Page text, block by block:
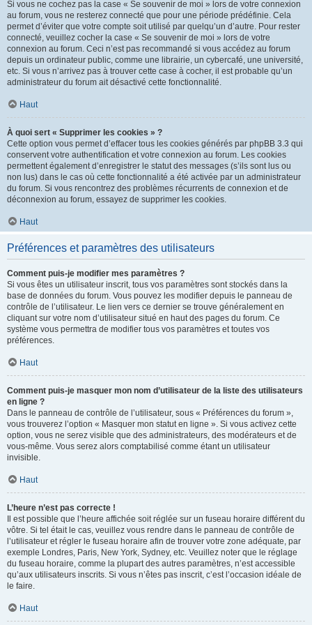
Si vous ne cochez pas la case « Se souvenir de moi » lors de votre connexion
au forum, vous ne resterez connecté que pour une période prédéfinie. Cela
permet d’éviter que votre compte soit utilisé par quelqu’un d’autre. Pour rester
connecté, veuillez cocher la case « Se souvenir de moi » lors de votre
connexion au forum. Ceci n’est pas recommandé si vous accédez au forum
depuis un ordinateur public, comme une librairie, un cybercafé, une université,
etc. Si vous n’arrivez pas à trouver cette case à cocher, il est probable qu’un
administrateur du forum ait désactivé cette fonctionnalité.
Haut
À quoi sert « Supprimer les cookies » ?
Cette option vous permet d’effacer tous les cookies générés par phpBB 3.3 qui
conservent votre authentification et votre connexion au forum. Les cookies
permettent également d’enregistrer le statut des messages (s’ils sont lus ou
non lus) dans le cas où cette fonctionnalité a été activée par un administrateur
du forum. Si vous rencontrez des problèmes récurrents de connexion et de
déconnexion au forum, essayez de supprimer les cookies.
Haut
Préférences et paramètres des utilisateurs
Comment puis-je modifier mes paramètres ?
Si vous êtes un utilisateur inscrit, tous vos paramètres sont stockés dans la
base de données du forum. Vous pouvez les modifier depuis le panneau de
contrôle de l’utilisateur. Le lien vers ce dernier se trouve généralement en
cliquant sur votre nom d’utilisateur situé en haut des pages du forum. Ce
système vous permettra de modifier tous vos paramètres et toutes vos
préférences.
Haut
Comment puis-je masquer mon nom d’utilisateur de la liste des utilisateurs
en ligne ?
Dans le panneau de contrôle de l’utilisateur, sous « Préférences du forum »,
vous trouverez l’option « Masquer mon statut en ligne ». Si vous activez cette
option, vous ne serez visible que des administrateurs, des modérateurs et de
vous-même. Vous serez alors comptabilisé comme étant un utilisateur
invisible.
Haut
L’heure n’est pas correcte !
Il est possible que l’heure affichée soit réglée sur un fuseau horaire différent du
vôtre. Si tel était le cas, veuillez vous rendre dans le panneau de contrôle de
l’utilisateur et régler le fuseau horaire afin de trouver votre zone adéquate, par
exemple Londres, Paris, New York, Sydney, etc. Veuillez noter que le réglage
du fuseau horaire, comme la plupart des autres paramètres, n’est accessible
qu’aux utilisateurs inscrits. Si vous n’êtes pas inscrit, c’est l’occasion idéale de
le faire.
Haut